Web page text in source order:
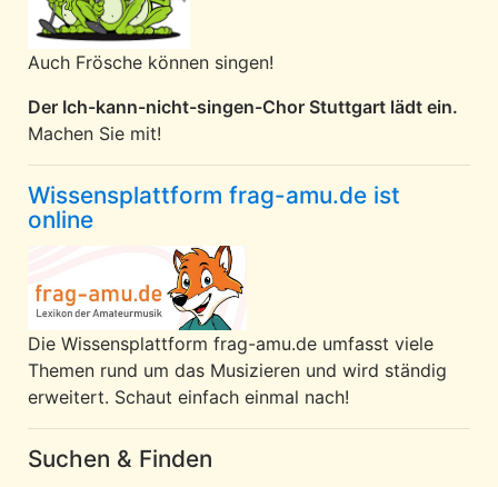
Auch Frösche können singen!
Der Ich-kann-nicht-singen-Chor Stuttgart lädt ein.
Machen Sie mit!
Wissensplattform frag-amu.de ist
online
Die Wissensplattform frag-amu.de umfasst viele
Themen rund um das Musizieren und wird ständig
erweitert. Schaut einfach einmal nach!
Suchen & Finden